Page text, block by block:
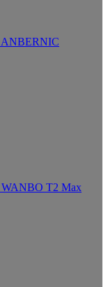
ANBERNIC
WANBO T2 Max